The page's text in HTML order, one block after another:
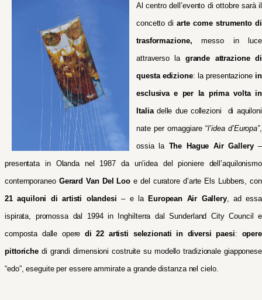
Al centro dell’evento di ottobre sarà il
concetto diarte come strumento di
trasformazione,messo in luce
attraverso la grande attrazione di
questa edizione: la presentazionein
esclusiva e per la prima volta in
Italiadelle due collezioni di aquiloni
nate per omaggiare “l’idea d’Europa”,
ossia laThe Hague Air Gallery–
presentata in Olanda nel 1987 da un’idea del pioniere dell’aquilonismo
contemporaneo Gerard Van Del Loo e del curatore d’arte Els Lubbers, con
21 aquiloni di artisti olandesi– e laEuropean Air Gallery,
ad essa
ispirata, promossa dal 1994 in Inghilterra dal Sunderland City Council e
composta dalle opere di 22 artisti selezionati in diversi paesi: opere
pittoriche di grandi dimensioni costruite su modello tradizionale giapponese
“edo”, eseguite per essere ammirate a grande distanza nel cielo.